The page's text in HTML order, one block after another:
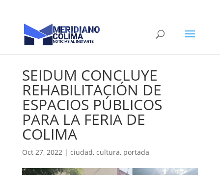
SEIDUM CONCLUYE
REHABILITACIÓN DE
ESPACIOS PÚBLICOS
PARA LA FERIA DE
COLIMA
Oct 27, 2022| ciudad, cultura, portada